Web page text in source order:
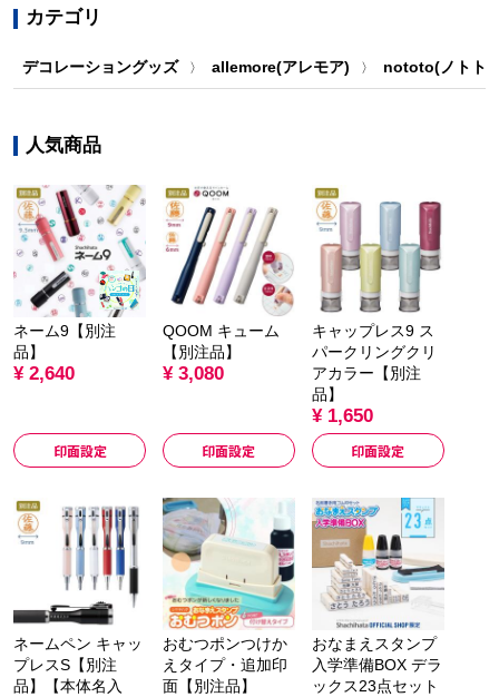
カテゴリ
デコレーショングッズ 〉 allemore(アレモア) 〉 nototo(ノトト)
人気商品
ネーム9【別注
品】
¥ 2,640
印面設定
QOOM キューム
【別注品】
¥ 3,080
印面設定
キャップレス9 ス
パークリングクリ
アカラー【別注
品】
¥ 1,650
印面設定
ネームペン キャッ
プレスS【別注
品】【本体名入
おむつポンつけか
えタイプ・追加印
面【別注品】
おなまえスタンプ
入学準備BOX デラ
ックス23点セット